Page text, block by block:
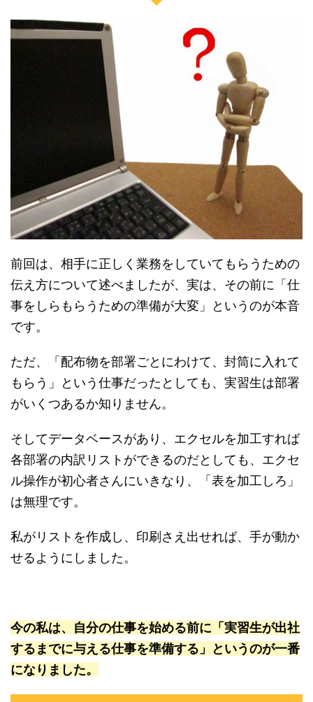
前回は、相手に正しく業務をしていてもらうための
伝え方について述べましたが、実は、その前に「仕
事をしらもらうための準備が大変」というのが本音
です。
ただ、「配布物を部署ごとにわけて、封筒に入れて
もらう」という仕事だったとしても、実習生は部署
がいくつあるか知りません。
そしてデータベースがあり、エクセルを加工すれば
各部署の内訳リストができるのだとしても、エクセ
ル操作が初心者さんにいきなり、「表を加工しろ」
は無理です。
私がリストを作成し、印刷さえ出せれば、手が動か
せるようにしました。
今の私は、自分の仕事を始める前に「実習生が出社
するまでに与える仕事を準備する」というのが一番
になりました。